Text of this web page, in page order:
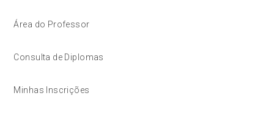
Área do Professor
Consulta de Diplomas
Minhas Inscrições